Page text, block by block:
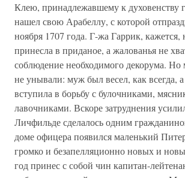
Клею, принадлежавшему к духовенству
нашел свою Арабеллу, с которой
ноября 1707 года. Г-жа Гаррик, кажется,
принесла в приданое, а жалованья не
соблюдение необходимого декорума.
не унывали: муж был весел, как всегда,
вступила в борьбу с булочниками,
лавочниками. Вскоре затруднения
Личфильде сделалось одним
доме офицера появился маленький
громко и безапелляционно новых и
год принес с собой чин капитан-